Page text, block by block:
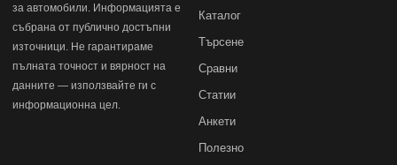
за автомобили. Информацията е
събрана от публично достъпни
източници. Не гарантираме
пълната точност и вярност на
данните — използвайте ги с
информационна цел.
Каталог
Търсене
Сравни
Статии
Анкети
Полезно